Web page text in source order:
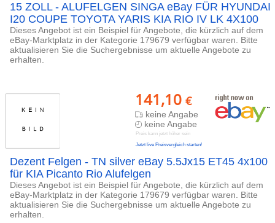
15 ZOLL - ALUFELGEN SINGA eBay FÜR HYUNDAI
I20 COUPE TOYOTA YARIS KIA RIO IV LK 4X100
Dieses Angebot ist ein Beispiel für Angebote, die kürzlich auf dem
eBay-Marktplatz in der Kategorie 179679 verfügbar waren. Bitte
aktualisieren Sie die Suchergebnisse um aktuelle Angebote zu
erhalten.
141,10 €
keine Angabe
keine Angabe
Preis kann jetzt höher sein
Jetzt live Preisvergleich starten!
Dezent Felgen - TN silver eBay 5.5Jx15 ET45 4x100
für KIA Picanto Rio Alufelgen
Dieses Angebot ist ein Beispiel für Angebote, die kürzlich auf dem
eBay-Marktplatz in der Kategorie 179679 verfügbar waren. Bitte
aktualisieren Sie die Suchergebnisse um aktuelle Angebote zu
erhalten.